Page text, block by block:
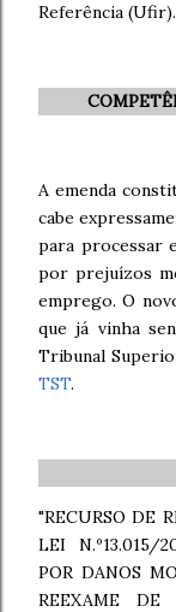
Referência (Ufir).
A emenda
cabe
para processar
por prejuízos
emprego. O
que já vinha
Tribunal
TST.
"RECURSO DE
LEI N.º13.015/
POR DANOS
REEXAME DE